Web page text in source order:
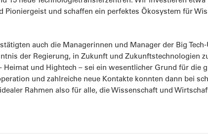
Pioniergeist und schaffen ein perfektes Ökosystem für
auch die Managerinnen und Manager der Big
der Regierung, in Zukunft und Zukunftstechnologien
Heimat und Hightech – sei ein wesentlicher Grund für
und zahlreiche neue Kontakte konnten dann bei
Rahmen also für alle, die Wissenschaft und